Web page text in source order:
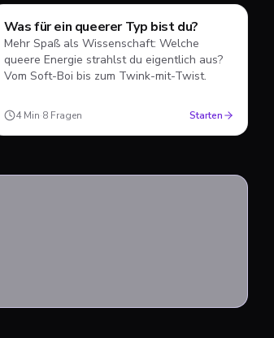
Test
Was für ein queerer Typ bist du?
Mehr Spaß als Wissenschaft: Welche
queere Energie strahlst du eigentlich aus?
Vom Soft-Boi bis zum Twink-mit-Twist.
4Min·8Fragen Starten